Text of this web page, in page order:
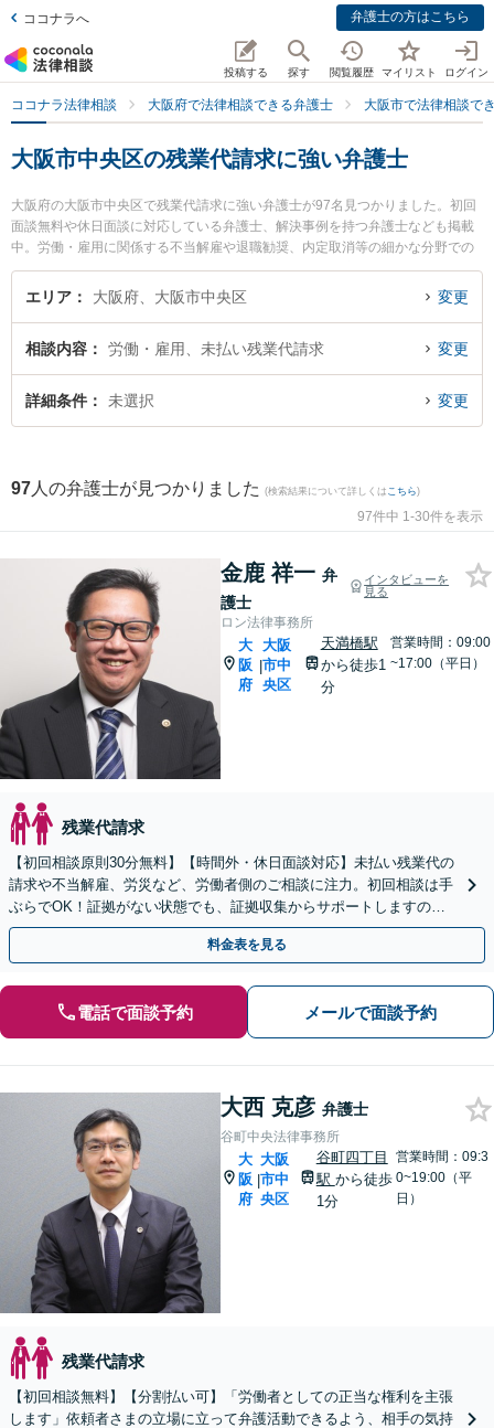
ココナラへ 弁護士の方はこちら
投稿する 探す 閲覧履歴 マイリスト ログイン
ココナラ法律相談 大阪府で法律相談できる弁護士 大阪市で法律相談で
大阪市中央区の残業代請求に強い弁護士
大阪府の大阪市中央区で残業代請求に強い弁護士が97名見つかりました。初回
面談無料や休日面談に対応している弁護士、解決事例を持つ弁護士なども掲載
中。労働・雇用に関係する不当解雇や退職勧奨、内定取消等の細かな分野での
絞り込み検索もでき便利です。特にロン法律事務所の金鹿 祥一弁護士や谷町中
央法律事務所の大西 克彦弁護士、弁護士法人啓葉法律事務所の小野 隆大弁護士
たい』『残業代請求のトラブル解決の実績豊富な近くの弁護士を検索したい』
『初回相談無料で残業代請求を法律相談できる大阪市中央区内の弁護士に相談
予約したい』などでお困りの相談者さんにおすすめです。
エリア 大阪府、大阪市中央区 変更
相談内容 労働・雇用、未払い残業代請求 変更
詳細条件 未選択 変更
97 人の弁護士が見つかりました (検索結果について詳しくは こちら)
97件中 1-30件を表示
金鹿 祥一 弁
護士
インタビューを
見る
ロン法律事務所
大
阪
府
|
大阪
市中
央区
天満橋駅
から徒歩1
分
営業時間：09:00
~17:00（平日）
残業代請求
【初回相談原則30分無料】【時間外・休日面談対応】未払い残業代の
請求や不当解雇、労災など、労働者側のご相談に注力。初回相談は手
ぶらでOK！証拠がない状態でも、証拠収集からサポートしますの
で、まずはお気軽にご相談ください。【天満橋駅1分】
料金表を見る
電話で面談予約 メールで面談予約
大西 克彦 弁護士
谷町中央法律事務所
大
阪
府
|
大阪
市中
央区
谷町四丁目
駅 から徒歩
1分
営業時間：09:3
0~19:00（平
日）
残業代請求
【初回相談無料】【分割払い可】「労働者としての正当な権利を主張
します」依頼者さまの立場に立って弁護活動できるよう、相手の気持